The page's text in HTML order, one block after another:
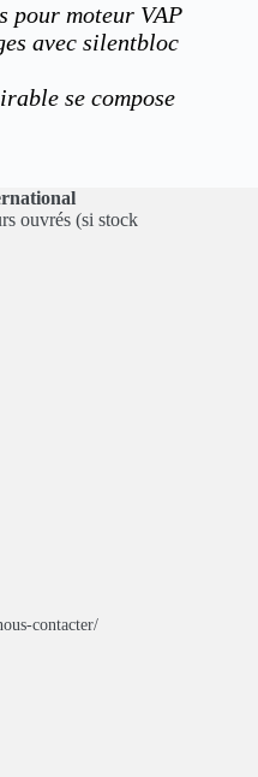
pour moteur VAP
avec silentbloc
se compose
ouvrés (si stock
contacter/